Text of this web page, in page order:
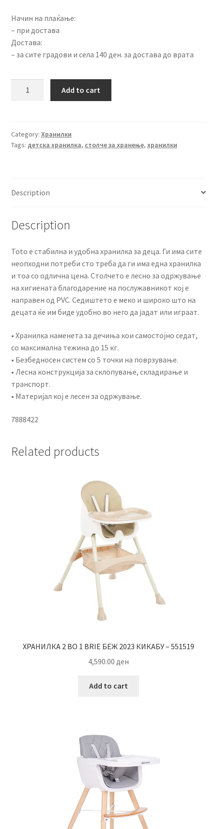
Начин на плаќање:
– при достава
Достава:
– за сите градови и села 140 ден. за достава до врата
quantity
Add to cart
Category: Хранилки
Tags: детска хранилка, столче за хранење, хранилки
Description
Description
Toto е стабилна и удобна хранилка за деца. Ги има сите
неопходни потреби сто треба да ги има една хранилка
и тоа со одлична цена. Столчето е лесно за одржување
на хигиената благодарение на послужавникот кој е
направен од PVC. Седиштето е меко и широко што на
децата ќе им биде удобно во него да јадат или играат.
• Хранилка наменета за дечиња кои самостојно седат,
со максимална тежина до 15 кг.
• Безбедносен систем со 5 точки на поврзување.
• Лесна конструкција за склопување, складирање и
транспорт.
• Материјал кој е лесен за одржување.
7888422
Related products
ХРАНИЛКА 2 ВО 1 BRIE БЕЖ 2023 КИКАБУ – 551519
4,590.00 ден
Add to cart